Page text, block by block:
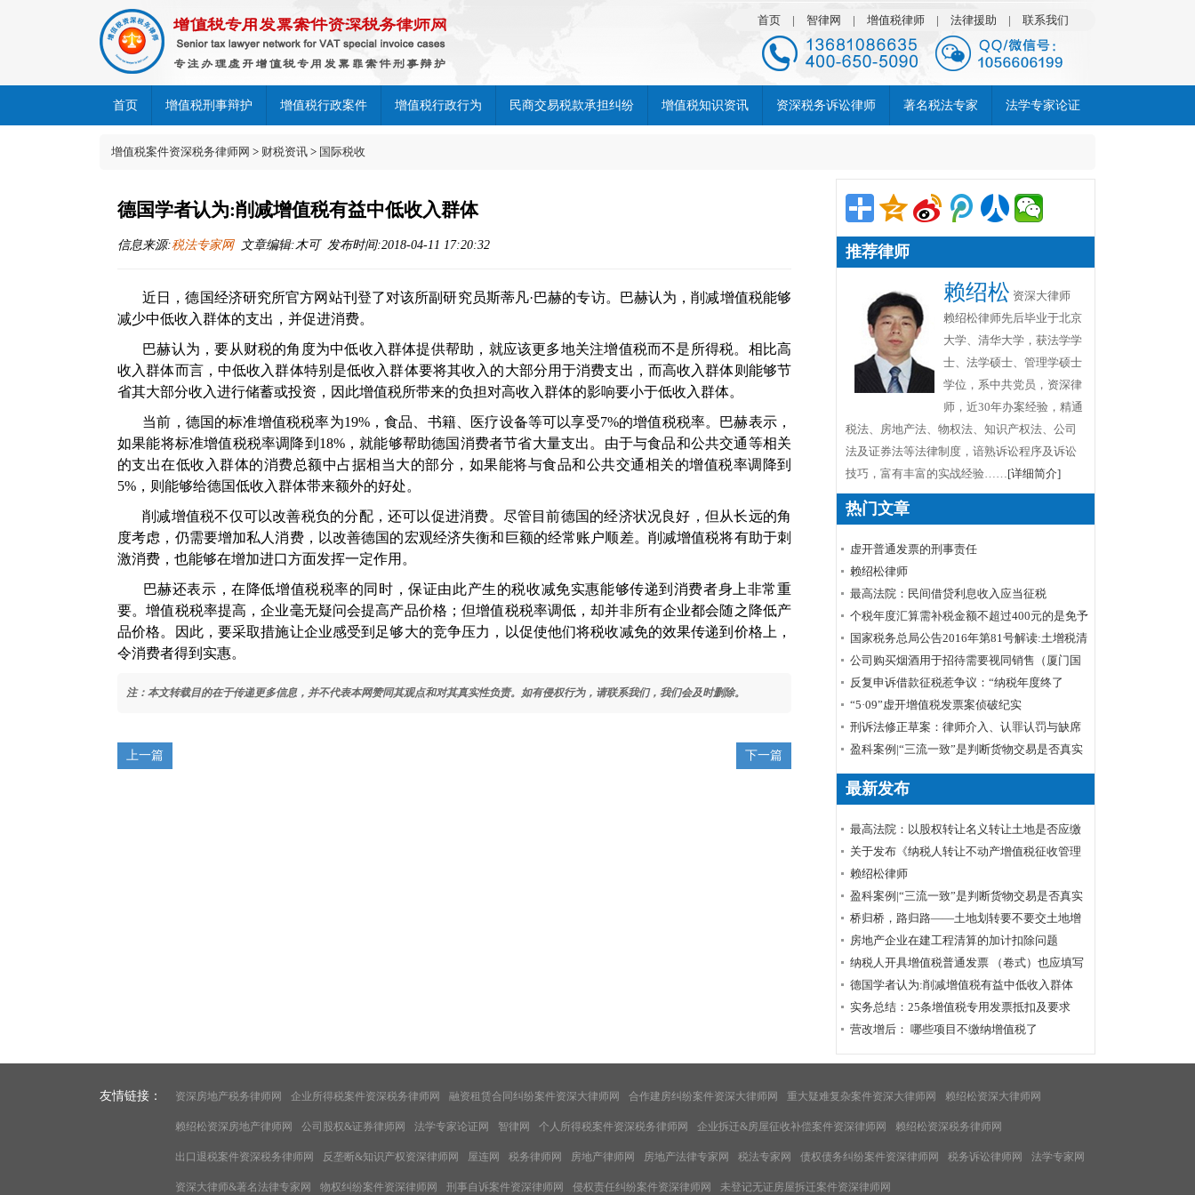
首页 | 智律网 | 增值税律师 | 法律援助 | 联系我们
首页 增值税刑事辩护 增值税行政案件 增值税行政行为 民商交易税款承担纠纷 增值税知识资讯 资深税务诉讼律师 著名税法专家 法学专家论证
增值税案件资深税务律师网 > 财税资讯 > 国际税收
德国学者认为:削减增值税有益中低收入群体
信息来源:税法专家网文章编辑:木可 发布时间:2018-04-11 17:20:32
近日，德国经济研究所官方网站刊登了对该所副研究员斯蒂凡·巴赫的专访。巴赫认为，削减增值税能够
减少中低收入群体的支出，并促进消费。
巴赫认为，要从财税的角度为中低收入群体提供帮助，就应该更多地关注增值税而不是所得税。相比高
收入群体而言，中低收入群体特别是低收入群体要将其收入的大部分用于消费支出，而高收入群体则能够节
省其大部分收入进行储蓄或投资，因此增值税所带来的负担对高收入群体的影响要小于低收入群体。
当前，德国的标准增值税税率为19%，食品、书籍、医疗设备等可以享受7%的增值税税率。巴赫表示，
如果能将标准增值税税率调降到18%，就能够帮助德国消费者节省大量支出。由于与食品和公共交通等相关
的支出在低收入群体的消费总额中占据相当大的部分，如果能将与食品和公共交通相关的增值税率调降到
5%，则能够给德国低收入群体带来额外的好处。
削减增值税不仅可以改善税负的分配，还可以促进消费。尽管目前德国的经济状况良好，但从长远的角
度考虑，仍需要增加私人消费，以改善德国的宏观经济失衡和巨额的经常账户顺差。削减增值税将有助于刺
激消费，也能够在增加进口方面发挥一定作用。
巴赫还表示，在降低增值税税率的同时，保证由此产生的税收减免实惠能够传递到消费者身上非常重
要。增值税税率提高，企业毫无疑问会提高产品价格；但增值税税率调低，却并非所有企业都会随之降低产
品价格。因此，要采取措施让企业感受到足够大的竞争压力，以促使他们将税收减免的效果传递到价格上，
令消费者得到实惠。
注：本文转载目的在于传递更多信息，并不代表本网赞同其观点和对其真实性负责。如有侵权行为，请联系我们，我们会及时删除。
上一篇 下一篇
推荐律师
赖绍松 资深大律师
赖绍松律师先后毕业于北京
大学、清华大学，获法学学
士、法学硕士、管理学硕士
学位，系中共党员，资深律
师，近30年办案经验，精通
税法、房地产法、物权法、知识产权法、公司
法及证券法等法律制度，谙熟诉讼程序及诉讼
技巧，富有丰富的实战经验……[详细简介]
热门文章
虚开普通发票的刑事责任
赖绍松律师
最高法院：民间借贷利息收入应当征税
个税年度汇算需补税金额不超过400元的是免予
申报还是免予补缴
国家税务总局公告2016年第81号解读:土增税清
算 所得税退还
公司购买烟酒用于招待需要视同销售（厦门国
税口径）
反复申诉借款征税惹争议：“纳税年度终了
后”如何理解
“5·09”虚开增值税发票案侦破纪实
刑诉法修正草案：律师介入、认罪认罚与缺席
审判
盈科案例|“三流一致”是判断货物交易是否真实
的标准——周甲虚开增值税专用发票罪案公诉
机关撤诉结案
最新发布
最高法院：以股权转让名义转让土地是否应缴
纳土地增值税？
关于发布《纳税人转让不动产增值税征收管理
暂行办法》的公告
赖绍松律师
盈科案例|“三流一致”是判断货物交易是否真实
的标准——周甲虚开增值税专用发票罪案公诉
机关撤诉结案
桥归桥，路归路——土地划转要不要交土地增
值税？
房地产企业在建工程清算的加计扣除问题
纳税人开具增值税普通发票 （卷式）也应填写
企业购买方纳税人识别号
德国学者认为:削减增值税有益中低收入群体
实务总结：25条增值税专用发票抵扣及要求
营改增后： 哪些项目不缴纳增值税了
友情链接： 资深房地产税务律师网 企业所得税案件资深税务律师网 融资租赁合同纠纷案件资深大律师网 合作建房纠纷案件资深大律师网 重大疑难复杂案件资深大律师网 赖绍松资深大律师网
赖绍松资深房地产律师网 公司股权&证券律师网 法学专家论证网 智律网 个人所得税案件资深税务律师网 企业拆迁&房屋征收补偿案件资深律师网 赖绍松资深税务律师网
出口退税案件资深税务律师网 反垄断&知识产权资深律师网 屋连网 税务律师网 房地产律师网 房地产法律专家网 税法专家网 债权债务纠纷案件资深律师网 税务诉讼律师网 法学专家网
资深大律师&著名法律专家网 物权纠纷案件资深律师网 刑事自诉案件资深律师网 侵权责任纠纷案件资深律师网 未登记无证房屋拆迁案件资深律师网